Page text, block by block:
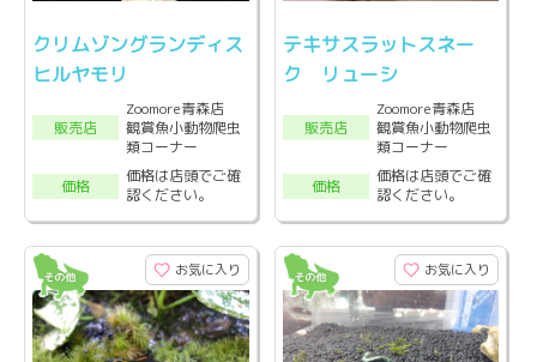
クリムゾングランディス
ヒルヤモリ
販売店
Zoomore青森店
観賞魚小動物爬虫
類コーナー
価格
価格は店頭でご確
認ください。
テキサスラットスネー
ク リューシ
販売店
Zoomore青森店
観賞魚小動物爬虫
類コーナー
価格
価格は店頭でご確
認ください。
お気に入り お気に入り